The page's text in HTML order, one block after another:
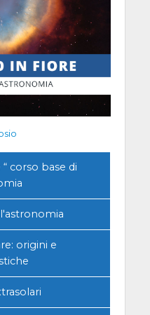
corso base di
origini e